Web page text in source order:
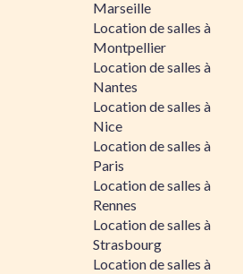
Marseille
Location de salles à
Montpellier
Location de salles à
Nantes
Location de salles à
Nice
Location de salles à
Paris
Location de salles à
Rennes
Location de salles à
Strasbourg
Location de salles à